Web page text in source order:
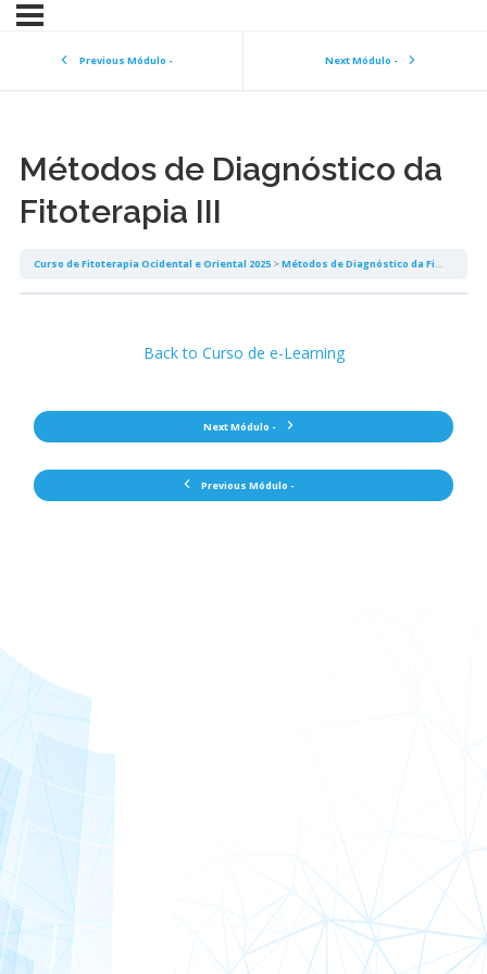
Previous Módulo - Next Módulo -
Métodos de Diagnóstico da
Fitoterapia III
Curso de Fitoterapia Ocidental e Oriental 2025 Métodos de Diagnóstico da Fitoterapia III
Previous Módulo -
Back to Curso de e-Learning
Next Módulo -